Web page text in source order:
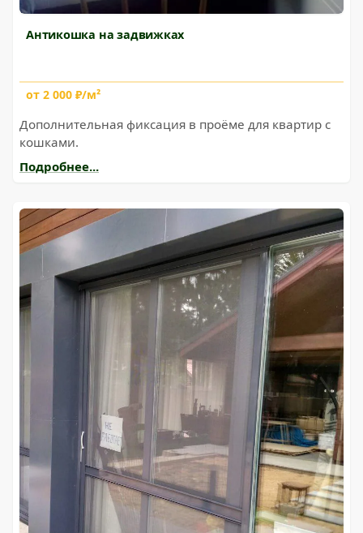
Антикошка на задвижках
от 2 000 ₽/м²
Дополнительная фиксация в проёме для квартир с
кошками.
Подробнее...